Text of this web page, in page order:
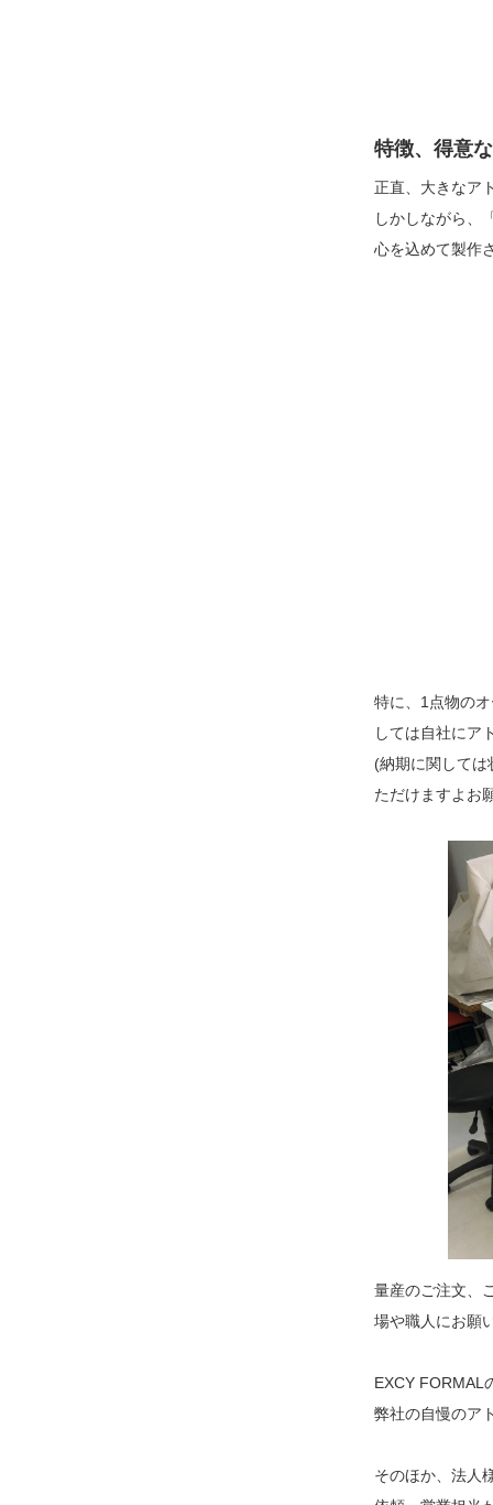
特徴、得意
正直、大きなア
しかしながら、
心を込めて製作
特に、1点物の
しては自社にア
(納期に関して
ただけますよお
量産のご注文、
場や職人にお願
EXCY FORMAL
弊社の自慢のア
そのほか、法人